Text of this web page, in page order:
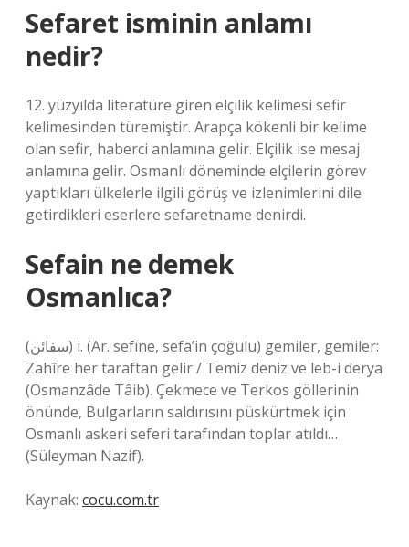
Sefaret isminin anlamı
nedir?
12. yüzyılda literatüre giren elçilik kelimesi sefir
kelimesinden türemiştir. Arapça kökenli bir kelime
olan sefir, haberci anlamına gelir. Elçilik ise mesaj
anlamına gelir. Osmanlı döneminde elçilerin görev
yaptıkları ülkelerle ilgili görüş ve izlenimlerini dile
getirdikleri eserlere sefaretname denirdi.
Sefain ne demek
Osmanlıca?
(ﺳﻔﺎﺋﻦ) i. (Ar. sefīne, sefā’in çoğulu) gemiler, gemiler:
Zahîre her taraftan gelir / Temiz deniz ve leb-i derya
(Osmanzâde Tâib). Çekmece ve Terkos göllerinin
önünde, Bulgarların saldırısını püskürtmek için
Osmanlı askeri seferi tarafından toplar atıldı…
(Süleyman Nazif).
Kaynak: cocu.com.tr